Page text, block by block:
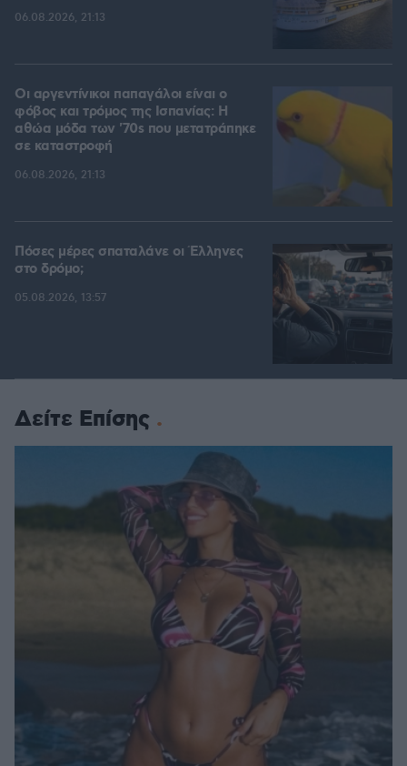
06.08.2026, 21:13
Οι αργεντίνικοι παπαγάλοι είναι ο
φόβος και τρόμος της Ισπανίας: Η
αθώα μόδα των '70s που μετατράπηκε
σε καταστροφή
06.08.2026, 21:13
Πόσες μέρες σπαταλάνε οι Έλληνες
στο δρόμο;
05.08.2026, 13:57
Δείτε Επίσης